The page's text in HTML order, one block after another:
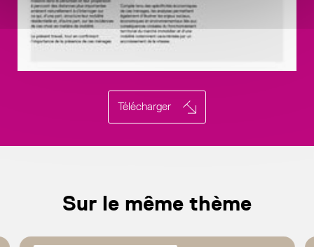
Télécharger
Sur le même thème